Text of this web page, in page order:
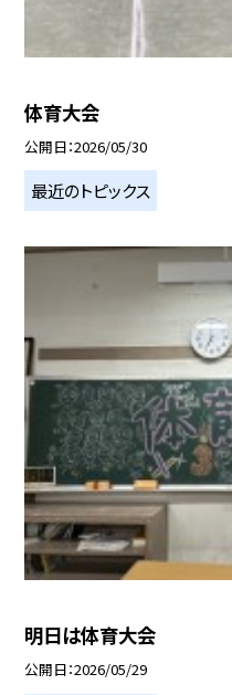
体育大会
公開日 2026/05/30
最近のトピックス
明日は体育大会
公開日 2026/05/29